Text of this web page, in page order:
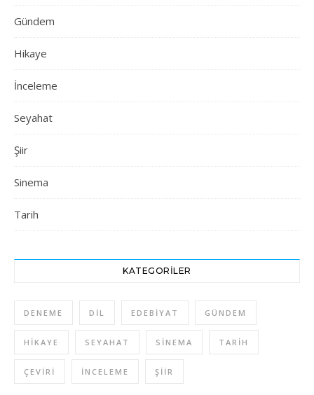
Gündem
Hikaye
İnceleme
Seyahat
Şiir
Sinema
Tarih
KATEGORILER
DENEME DIL EDEBIYAT GÜNDEM
HIKAYE SEYAHAT SINEMA TARIH
ÇEVIRI İNCELEME ŞIIR